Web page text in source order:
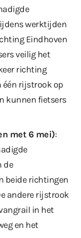
werktijden
Eindhoven
veilig het
richting
één rijstrook op
kunnen fietsers
met 6 mei):
de
beide richtingen
andere rijstrook
in het
en het